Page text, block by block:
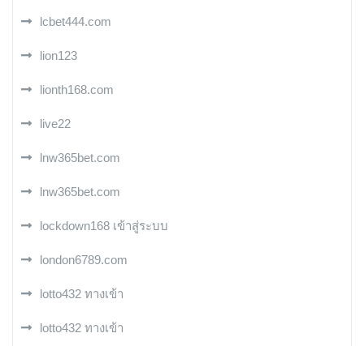
lcbet444.com
lion123
lionth168.com
live22
lnw365bet.com
lnw365bet.com
lockdown168 เข้าสู่ระบบ
london6789.com
lotto432 ทางเข้า
lotto432 ทางเข้า